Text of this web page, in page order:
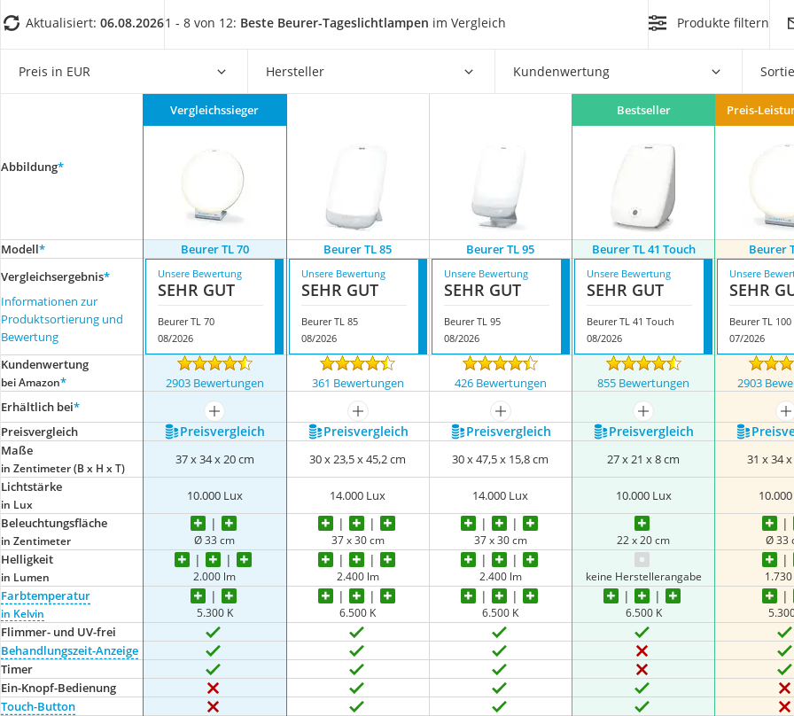
Duschpaneel
Höhenverstellbarer Schreibtisch
Matratze 90 x 200 cm
Aktualisiert: 06.08.20261 - 8 von 12: Beste Beurer-Tageslichtlampen im Vergleich Produkte filtern
Preis in EUR Hersteller Kundenwertung
Abbildung*
Vergleichssieger Bestseller Preis-
Modell* Beurer TL 70 Beurer TL 85 Beurer TL 95 Beurer TL 41 Touch Beurer
Vergleichsergebnis*
Informationen zur
Produktsortierung und
Bewertung
Unsere Bewertung
SEHR GUT
Beurer TL 70
08/2026
Unsere Bewertung
SEHR GUT
Beurer TL 85
08/2026
Unsere Bewertung
SEHR GUT
Beurer TL 95
08/2026
Unsere Bewertung
SEHR GUT
Beurer TL 41 Touch
08/2026
Unsere
SEHR
Beurer TL 100
07/2026
Kundenwertung
bei Amazon* 2903 Bewertungen 361 Bewertungen 426 Bewertungen 855 Bewertungen 2903
Erhältlich bei*
mehr anzeigen mehr anzeigen mehr anzeigen mehr anzeigen
Preis­vergleich
Preis­vergleich Preis­vergleich Preis­vergleich Preis­vergleich
Maße
in Zentimeter (B x H x T)
37 x 34 x 20 cm 30 x 23,5 x 45,2 cm 30 x 47,5 x 15,8 cm 27 x 21 x 8 cm 31 x 34
Lichtstärke
in Lux
10.000 Lux 14.000 Lux 14.000 Lux 10.000 Lux
Beleuchtungsfläche
in Zentimeter Ø 33 cm 37 x 30 cm 37 x 30 cm 22 x 20 cm Ø 33
Helligkeit
in Lumen 2.000 lm 2.400 lm 2.400 lm keine Herstellerangabe
Farbtemperatur
in Kelvin 5.300 K 6.500 K 6.500 K 6.500 K
Flimmer- und UV-frei
Behandlungszeit-Anzeige
Timer
Ein-Knopf-Bedienung
Touch-Button